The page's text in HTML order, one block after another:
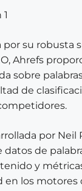
por su robusta
Ahrefs
sobre
de
por Neil
de
y
en los motores